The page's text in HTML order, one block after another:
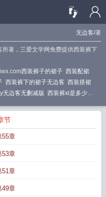
无边客/著
著，三爱文学网免费提供西装裤下
西装裤子的裙子 西装配裙
西装裤下的裙子无边客 西装搭裙
无边客无删减版 西装裤xl是多少
鲤鱼
套配什么裤子
了什么
(5)_免费_
么搭配
节
55章
53章
51章
49章